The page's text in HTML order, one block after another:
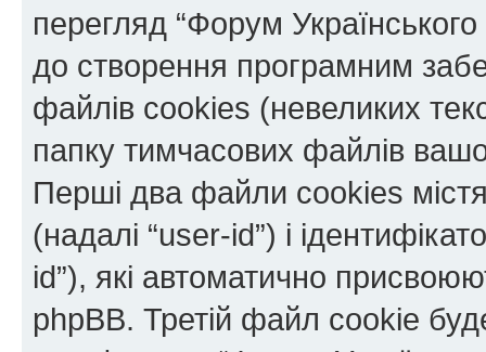
перегляд “Форум
до створення програмним
файлів cookies (невеликих
папку тимчасових файлів
Перші два файли cookies
(надалі “user-id”) і
id”), які автоматично
phpBB. Третій файл cookie